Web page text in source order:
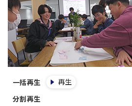
一括再生
再生
分割再生